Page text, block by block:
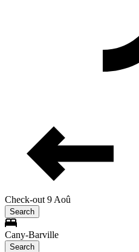
Check-out 9 Aoû
Search
Cany-Barville
Search